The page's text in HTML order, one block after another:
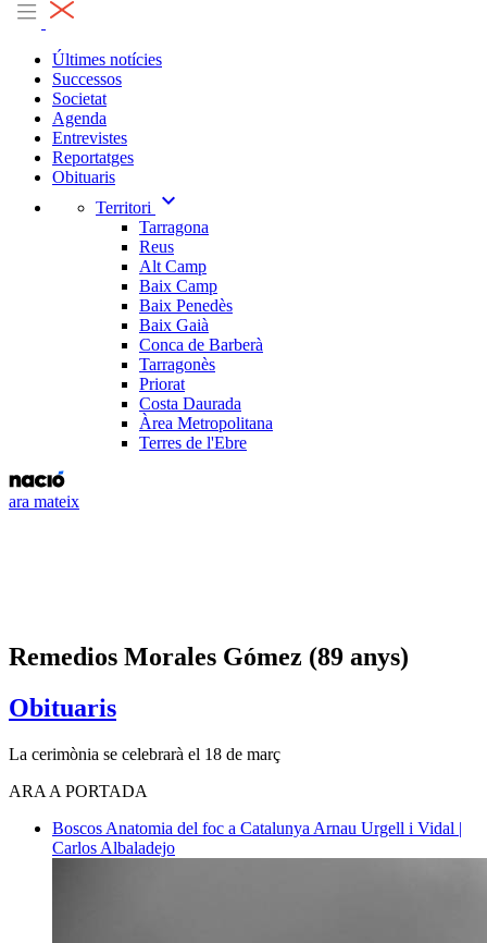
Últimes notícies
Successos
Societat
Agenda
Entrevistes
Reportatges
Obituaris
Territori
expand_more
Tarragona
Reus
Alt Camp
Baix Camp
Baix Penedès
Baix Gaià
Conca de Barberà
Tarragonès
Priorat
Costa Daurada
Àrea Metropolitana
Terres de l'Ebre
ara mateix
Remedios Morales Gómez (89 anys)
Obituaris
La cerimònia se celebrarà el 18 de març
ARA A PORTADA
Boscos Anatomia del foc a Catalunya Arnau Urgell i Vidal |
Carlos Albaladejo